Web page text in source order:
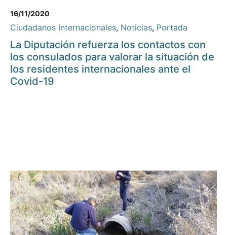
16/11/2020
Ciudadanos Internacionales, Noticias, Portada
La Diputación refuerza los contactos con
los consulados para valorar la situación de
los residentes internacionales ante el
Covid-19